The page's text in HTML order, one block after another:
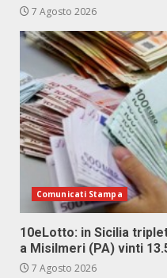
7 Agosto 2026
Comunicati Stampa
10eLotto: in Sicilia
a Misilmeri (PA) vinti
7 Agosto 2026